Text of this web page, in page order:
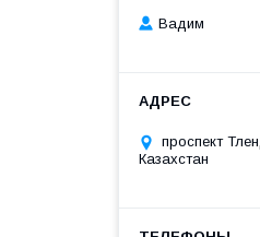
Вадим
проспект
Казахстан